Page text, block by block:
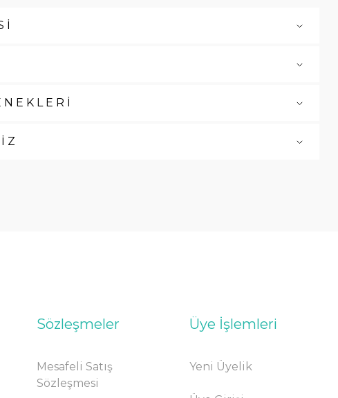
Sözleşmeler
Mesafeli Satış
Sözleşmesi
Üye İşlemleri
Yeni Üyelik